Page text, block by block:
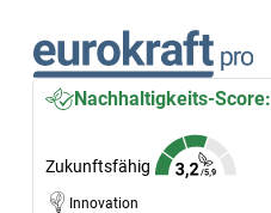
Nachhaltigkeits-Score:
Zukunftsfähig
Innovation